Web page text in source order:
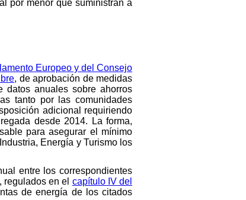
por menor que suministran a
Europeo y del Consejo
, de aprobación de medidas
datos anuales sobre ahorros
tanto por las comunidades
adicional requiriendo
desde 2014. La forma,
para asegurar el mínimo
Energía y Turismo los
entre los correspondientes
en el capítulo IV del
de energía de los citados